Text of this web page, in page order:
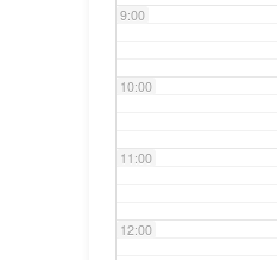
9:00
10:00
11:00
12:00